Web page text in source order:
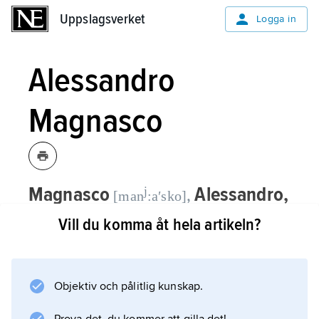
Uppslagsverket Logga in
Alessandro
Magnasco
Magnasco [manj:aʹsko],Alessandro,
1667–1749, italiensk målare från Genua,
senbarock, som han utvecklade i ett mycket
personligt, mörkt hållet måleri med
Vill du komma åt hela artikeln?
Objektiv och pålitlig kunskap.